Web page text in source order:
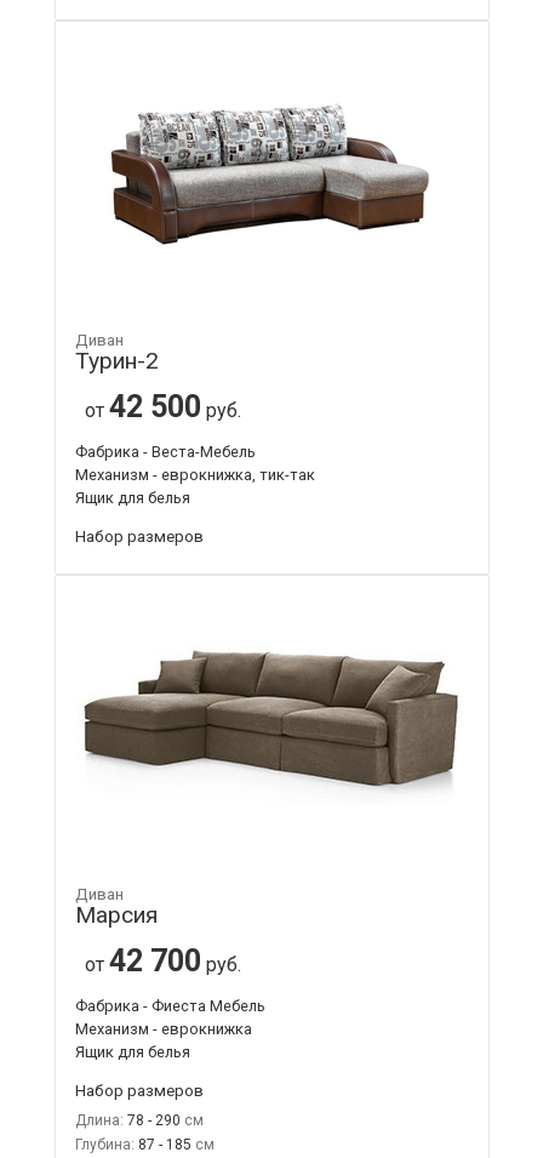
Диван
Турин-2
от 42 500 руб.
Фабрика - Веста-Мебель
Механизм - еврокнижка, тик-так
Ящик для белья
Набор размеров
Диван
Марсия
от 42 700 руб.
Фабрика - Фиеста Мебель
Механизм - еврокнижка
Ящик для белья
Набор размеров
Длина: 78 - 290
Глубина: 87 - 185